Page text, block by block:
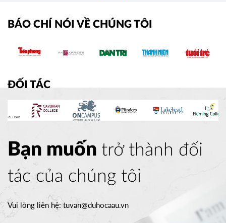
BÁO CHÍ NÓI VỀ CHÚNG TÔI
ĐỐI TÁC
Bạn muốn trở thành đối
tác của chúng tôi
Vui lòng liên hệ:tuvan@duhocaau.vn